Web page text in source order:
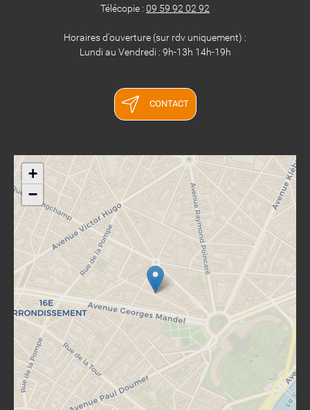
Télécopie : 09 59 92 02 92
Horaires d'ouverture (sur rdv uniquement) :
Lundi au Vendredi : 9h-13h 14h-19h
CONTACT
+
−